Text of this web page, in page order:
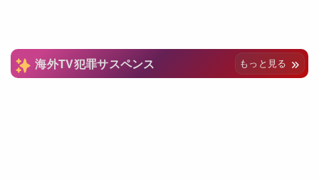
海外TV犯罪サスペンス もっと見る